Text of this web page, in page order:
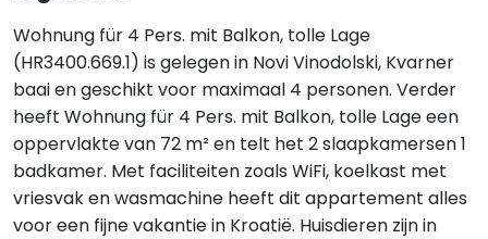
Wohnung für 4 Pers. mit Balkon, tolle Lage
(HR3400.669.1) is gelegen in Novi Vinodolski, Kvarner
baai en geschikt voor maximaal 4 personen. Verder
heeft Wohnung für 4 Pers. mit Balkon, tolle Lage een
oppervlakte van 72 m² en telt het 2 slaapkamersen 1
badkamer. Met faciliteiten zoals WiFi, koelkast met
vriesvak en wasmachine heeft dit appartement alles
voor een fijne vakantie in Kroatië. Huisdieren zijn in